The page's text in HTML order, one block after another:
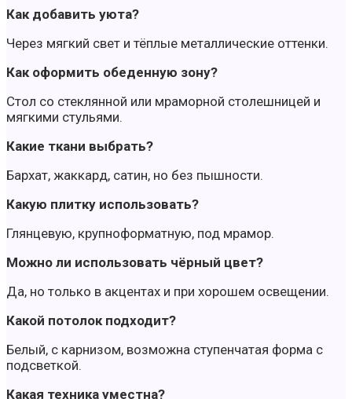
Как добавить уюта?
Через мягкий свет и тёплые металлические оттенки.
Как оформить обеденную зону?
Стол со стеклянной или мраморной столешницей и
мягкими стульями.
Какие ткани выбрать?
Бархат, жаккард, сатин, но без пышности.
Какую плитку использовать?
Глянцевую, крупноформатную, под мрамор.
Можно ли использовать чёрный цвет?
Да, но только в акцентах и при хорошем освещении.
Какой потолок подходит?
Белый, с карнизом, возможна ступенчатая форма с
подсветкой.
Какая техника уместна?